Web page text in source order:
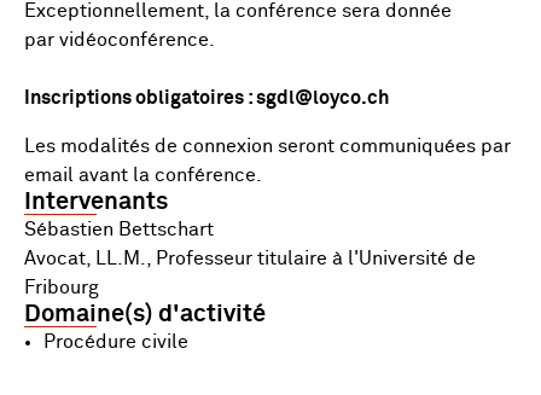
Exceptionnellement, la conférence sera donnée
par vidéoconférence.
Inscriptions obligatoires : sgdl@loyco.ch
Les modalités de connexion seront communiquées par
email avant la conférence.
Intervenants
Sébastien Bettschart
Avocat, LL.M., Professeur titulaire à l'Université de
Fribourg
Domaine(s) d'activité
Procédure civile